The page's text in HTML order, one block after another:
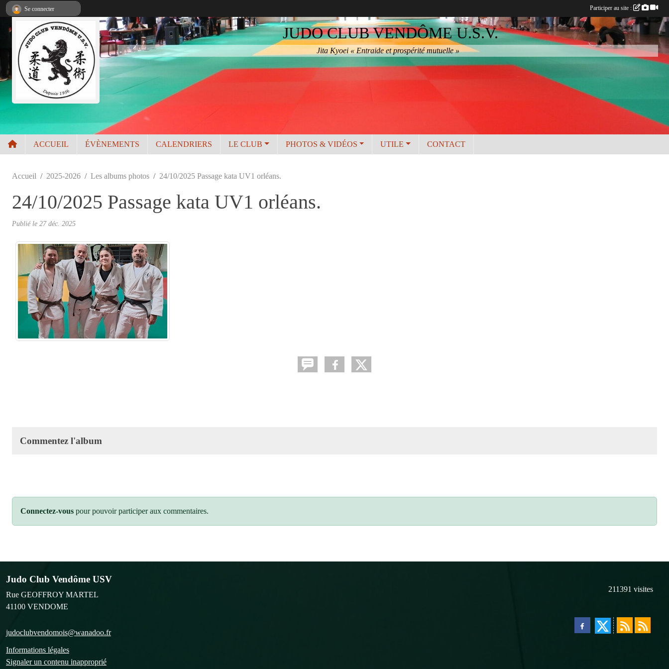
JUDO CLUB VENDÔME U.S.V.
Jita Kyoei « Entraide et prospérité mutuelle »
ACCUEIL ÉVÈNEMENTS CALENDRIERS LE CLUB PHOTOS & VIDÉOS UTILE CONTACT
Accueil 2025-2026 Les albums photos 24/10/2025 Passage kata UV1 orléans.
24/10/2025 Passage kata UV1 orléans.
Publié le 27 déc. 2025
Commentez l'album
Connectez-vous pour pouvoir participer aux commentaires.
Judo Club Vendôme USV
Rue GEOFFROY MARTEL
41100 VENDOME
judoclubvendomois@wanadoo.fr
Informations légales
Signaler un contenu inapproprié
211391 visites
Se connecter Participer au site :
Panneau de gestion des cookies